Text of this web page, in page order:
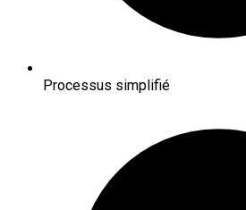
Processus simplifié